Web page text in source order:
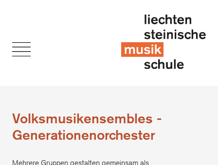
Volksmusikensembles -
Generationenorchester
Mehrere Gruppen gestalten gemeinsam als